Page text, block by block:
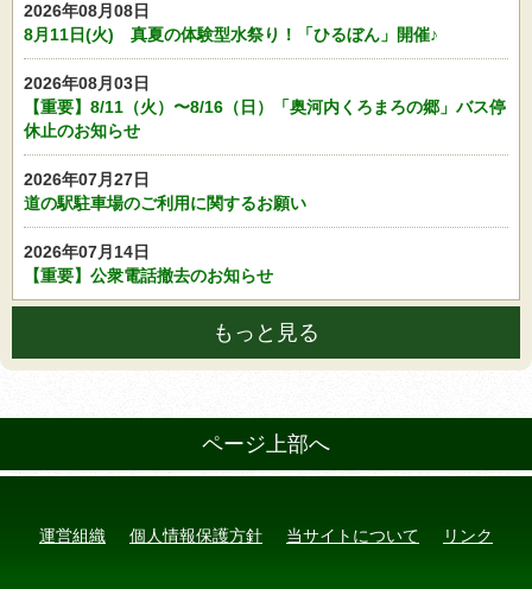
2026年08月08日
8月11日(火) 真夏の体験型水祭り！「ひるぼん」開催♪
2026年08月03日
【重要】8/11（火）〜8/16（日）「奥河内くろまろの郷」バス停
休止のお知らせ
2026年07月27日
道の駅駐車場のご利用に関するお願い
2026年07月14日
【重要】公衆電話撤去のお知らせ
もっと見る
ページ上部へ
運営組織 個人情報保護方針 当サイトについて リンク